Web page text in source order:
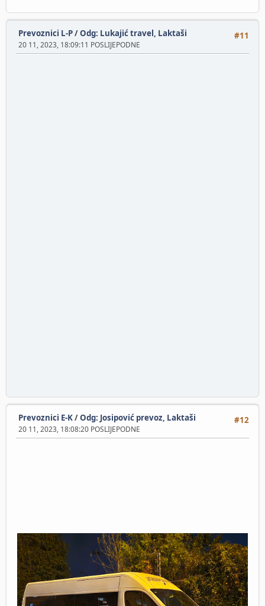
#11
Prevoznici L-P/Odg: Lukajić travel, Laktaši
20 11, 2023, 18:09:11 POSLIJEPODNE
#12
Prevoznici E-K/Odg: Josipović prevoz, Laktaši
20 11, 2023, 18:08:20 POSLIJEPODNE